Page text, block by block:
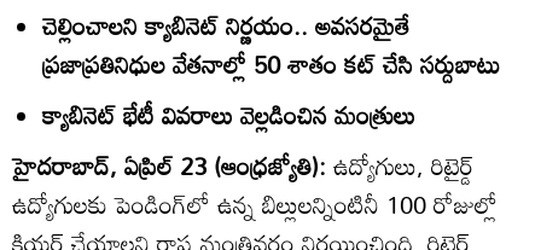
చెల్లించాలని క్యాబినెట్‌ నిర్ణయం.. అవసరమైతే
ప్రజాప్రతినిధుల వేతనాల్లో 50 శాతం కట్‌ చేసి సర్దుబాటు
క్యాబినెట్‌ భేటీ వివరాలు వెల్లడించిన మంత్రులు
హైదరాబాద్‌, ఏప్రిల్‌ 23 (ఆంధ్రజ్యోతి):ఉద్యోగులు, రిటైర్డ్‌
ఉద్యోగులకు పెండింగ్‌లో ఉన్న బిల్లులన్నింటినీ 100 రోజుల్లో